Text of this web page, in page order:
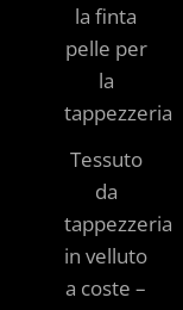
la finta
pelle per
la
tappezzeria
Tessuto
da
tappezzeria
in velluto
a coste –